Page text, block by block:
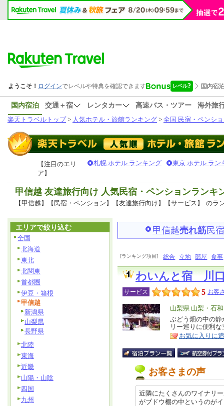
国内宿泊 交通＋宿 レンタカー 高速バス・ツアー
海外旅
楽天トラベルトップ> 人気ホテル・旅館ランキング > 全国 民宿・ペンシ
【注目のエリ
ア】
札幌 ホテル ランキング 東京 ホテル ラン
甲信越 友達旅行向け 人気民宿・ペンションランキ
【甲信越】【民宿・ペンション】【友達旅行向け】【サービス】 のラ
甲信越売れ筋民
[ランキング項目] 総合 立地 部屋 食事
わいんと宿 川
サービス 5 お客
エ
リ
ア
山梨県 山梨・石
特
徴
ぶどう畑の中の
リー巡りに便利
お気に入りに
お客さまの声
近隣にたくさんのワイナリ
がブドウ棚の中というのが
エリアで絞り込む
全国
北海道
東北
北関東
首都圏
伊豆・箱根
甲信越
新潟県
山梨県
長野県
北陸
東海
近畿
山陽・山陰
四国
九州